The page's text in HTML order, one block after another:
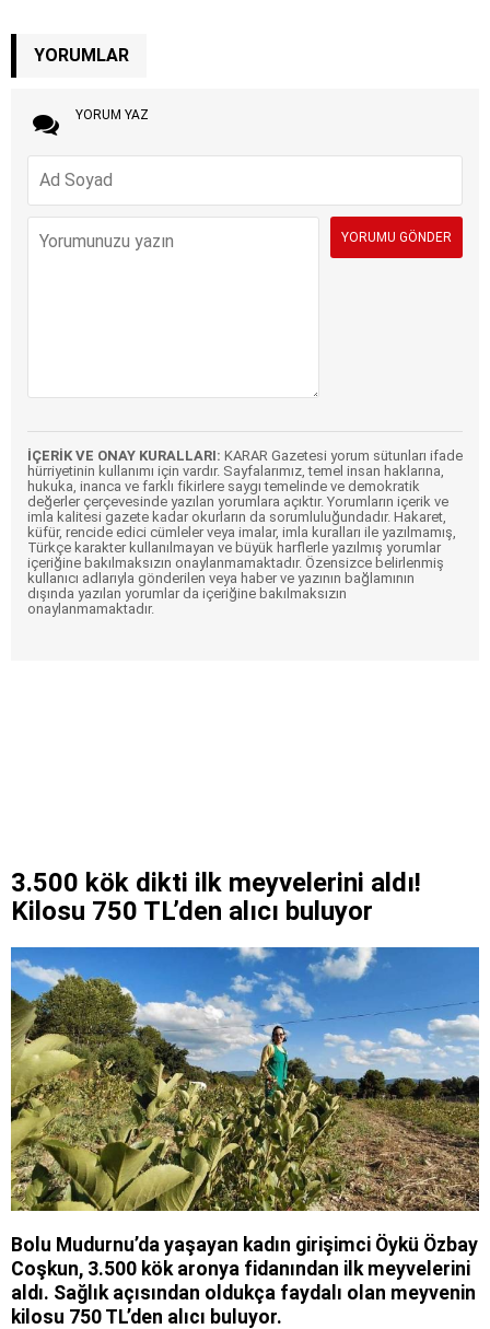
YORUMLAR
YORUM YAZ
İÇERİK VE ONAY KURALLARI: KARAR Gazetesi yorum sütunları ifade
hürriyetinin kullanımı için vardır. Sayfalarımız, temel insan haklarına,
hukuka, inanca ve farklı fikirlere saygı temelinde ve demokratik
değerler çerçevesinde yazılan yorumlara açıktır. Yorumların içerik ve
imla kalitesi gazete kadar okurların da sorumluluğundadır. Hakaret,
küfür, rencide edici cümleler veya imalar, imla kuralları ile yazılmamış,
Türkçe karakter kullanılmayan ve büyük harflerle yazılmış yorumlar
içeriğine bakılmaksızın onaylanmamaktadır. Özensizce belirlenmiş
kullanıcı adlarıyla gönderilen veya haber ve yazının bağlamının
dışında yazılan yorumlar da içeriğine bakılmaksızın
onaylanmamaktadır.
3.500 kök dikti ilk meyvelerini aldı!
Kilosu 750 TL’den alıcı buluyor
Bolu Mudurnu’da yaşayan kadın girişimci Öykü Özbay
Coşkun, 3.500 kök aronya fidanından ilk meyvelerini
aldı. Sağlık açısından oldukça faydalı olan meyvenin
kilosu 750 TL’den alıcı buluyor.